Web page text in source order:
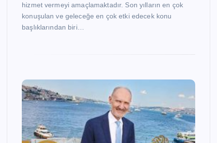
hizmet vermeyi amaçlamaktadır. Son yılların en çok
konuşulan ve geleceğe en çok etki edecek konu
başlıklarından biri…